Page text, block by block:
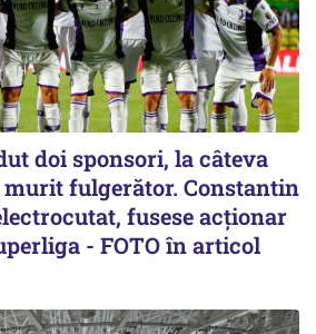
doi sponsori, la câteva
murit fulgerător. Constantin
fusese acționar
- FOTO în articol